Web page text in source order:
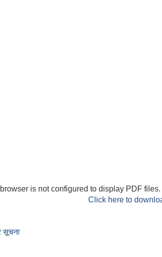
is not configured to display PDF files.
Click here to
सूचना